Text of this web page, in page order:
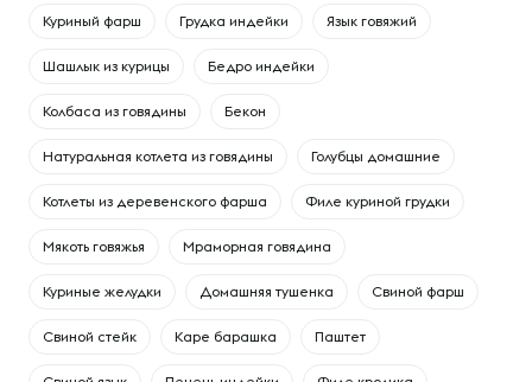
Куриный фарш Грудка индейки Язык говяжий
Шашлык из курицы Бедро индейки
Колбаса из говядины Бекон
Натуральная котлета из говядины Голубцы домашние
Котлеты из деревенского фарша Филе куриной грудки
Мякоть говяжья Мраморная говядина
Куриные желудки Домашняя тушенка Свиной фарш
Свиной стейк Каре барашка Паштет